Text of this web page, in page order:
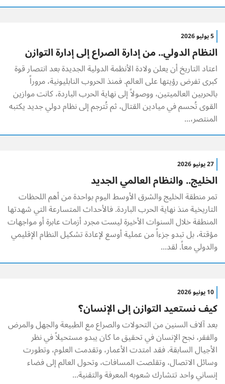
5 يوليو 2026
النظام الدولي.. من إدارة الصراع إلى إدارة التوازن
اعتاد التاريخ أن يعلن ولادة الأنظمة الدولية الجديدة بعد انتصار قوة
كبرى تفرض رؤيتها على العالم. فمنذ الحروب النابليونية، مروراً
بالحربين العالميتين، ووصولاً إلى نهاية الحرب الباردة، كانت موازين
القوى تُحسم في ميادين القتال، ثم تُترجم إلى نظام دولي جديد يكتبه
المنتصر،...
27 يونيو 2026
الخليج.. والنظام العالمي الجديد
تمر منطقة الخليج والشرق الأوسط اليوم بواحدة من أهم اللحظات
التاريخية منذ نهاية الحرب الباردة. فالأحداث المتسارعة التي شهدتها
المنطقة خلال السنوات الأخيرة ليست مجرد أزمات عابرة أو مواجهات
مؤقتة، بل تبدو جزءاً من عملية أوسع لإعادة تشكيل النظام الإقليمي
والدولي معاً. لقد...
10 يونيو 2026
كيف نستعيد التوازن إلى الإنسان؟
بعد آلاف السنين من التحولات والصراع مع الطبيعة والجهل والمرض
والفقر، نجح الإنسان في تحقيق ما كان يبدو مستحيلاً في نظر
الأجيال السابقة. فقد امتدت الأعمار، وتقدمت العلوم، وتطورت
وسائل الاتصال، وتقلصت المسافات، وتحول العالم إلى فضاء
إنساني واحد تتشارك شعوبه المعرفة والتقنية...